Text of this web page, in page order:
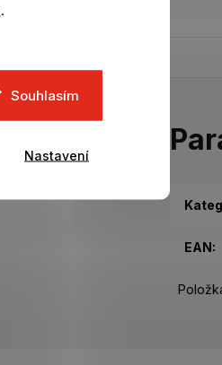
.
Souhlasím
Nastavení
EAN :